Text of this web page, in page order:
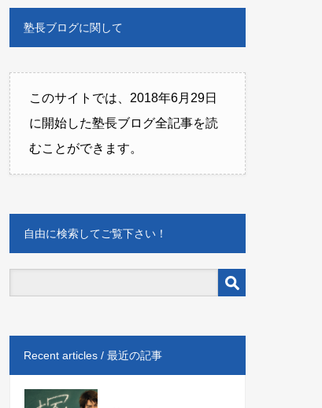
塾長ブログに関して
このサイトでは、2018年6月29日
に開始した塾長ブログ全記事を読
むことができます。
自由に検索してご覧下さい！
Recent articles / 最近の記事